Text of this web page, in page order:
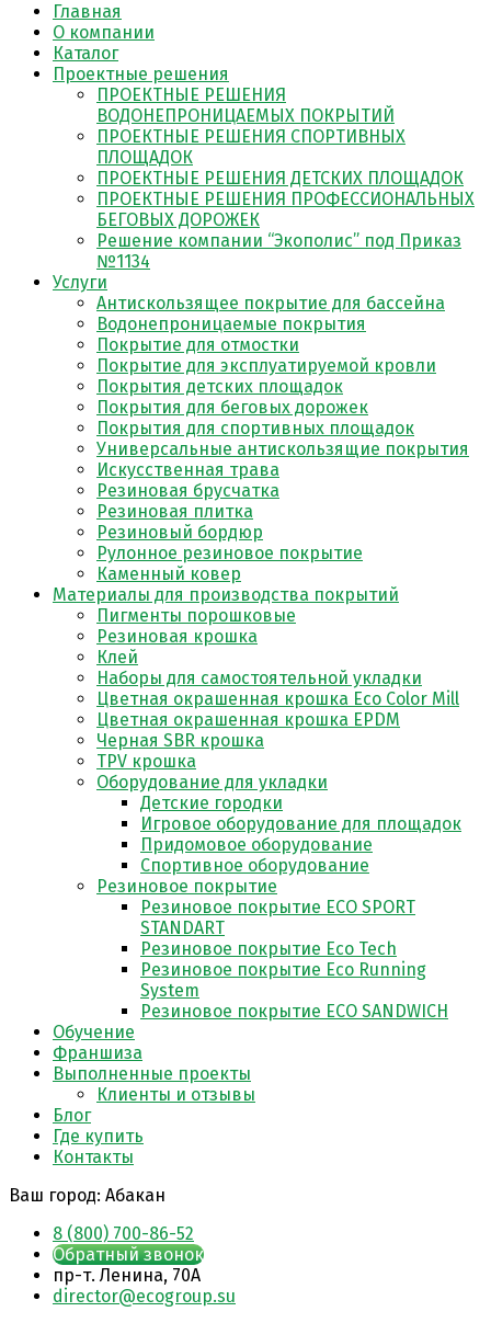
Главная
О компании
Каталог
Проектные решения
ПРОЕКТНЫЕ РЕШЕНИЯ
ВОДОНЕПРОНИЦАЕМЫХ ПОКРЫТИЙ
ПРОЕКТНЫЕ РЕШЕНИЯ СПОРТИВНЫХ
ПЛОЩАДОК
ПРОЕКТНЫЕ РЕШЕНИЯ ДЕТСКИХ ПЛОЩАДОК
ПРОЕКТНЫЕ РЕШЕНИЯ ПРОФЕССИОНАЛЬНЫХ
БЕГОВЫХ ДОРОЖЕК
Решение компании “Экополис” под Приказ
№1134
Услуги
Антискользящее покрытие для бассейна
Водонепроницаемые покрытия
Покрытие для отмостки
Покрытие для эксплуатируемой кровли
Покрытия детских площадок
Покрытия для беговых дорожек
Покрытия для спортивных площадок
Универсальные антискользящие покрытия
Искусственная трава
Резиновая брусчатка
Резиновая плитка
Резиновый бордюр
Рулонное резиновое покрытие
Каменный ковер
Материалы для производства покрытий
Пигменты порошковые
Резиновая крошка
Клей
Наборы для самостоятельной укладки
Цветная окрашенная крошка Eco Color Mill
Цветная окрашенная крошка EPDM
Черная SBR крошка
TPV крошка
Оборудование для укладки
Детские городки
Игровое оборудование для площадок
Придомовое оборудование
Спортивное оборудование
Резиновое покрытие
Резиновое покрытие ECO SPORT
STANDART
Резиновое покрытие Eco Tech
Резиновое покрытие Eco Running
System
Резиновое покрытие ECO SANDWICH
Обучение
Франшиза
Выполненные проекты
Клиенты и отзывы
Блог
Где купить
Контакты
Ваш город: Абакан
8 (800) 700-86-52
Обратный звонок
пр-т. Ленина, 70А
director@ecogroup.su